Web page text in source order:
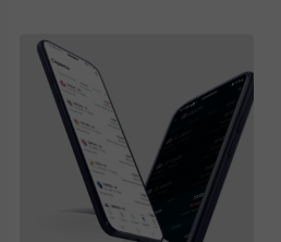
โอกาสที่วันนี้หรือพรุ่งนี้เราจะได้ข้อต
เพื่อเปิดช่องแคบ และเดินหน้าไปสู่
สถานการณ์ที่เป็นปกติมากขึ้นในคว
ขัดแย้งนี้" Scott Bessent รัฐมนตรีค
สหรัฐฯ กล่าวกับ CNBC